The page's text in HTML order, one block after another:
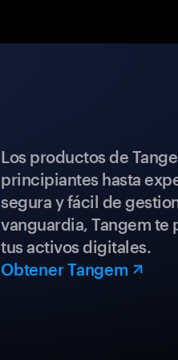
Los productos de
principiantes hasta
segura y fácil de
vanguardia, Tangem
tus activos digitales.
Obtener Tangem